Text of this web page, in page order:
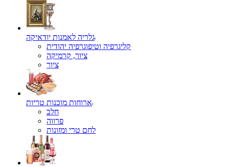
גלריה לאמנות יודאיקה
קליגרפיה וטיפוגרפיה יהודית
ציור, קרמיקה
ציור
ארוחות מוכנות טריות
חלב
פרווה
לחם טרי ומזונות